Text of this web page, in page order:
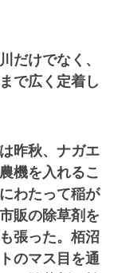
だけでなく、
で広く定着し
昨秋、ナガエ
機を入れるこ
わたって稲が
販の除草剤を
張った。栢沼
のマス目を通